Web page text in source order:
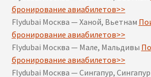
бронирование авиабилетов>>
Flydubai Москва — Ханой, Вьетнам
бронирование авиабилетов>>
Flydubai Москва — Мале, Мальдивы
бронирование авиабилетов>>
Flydubai Москва — Сингапур, Сингапур